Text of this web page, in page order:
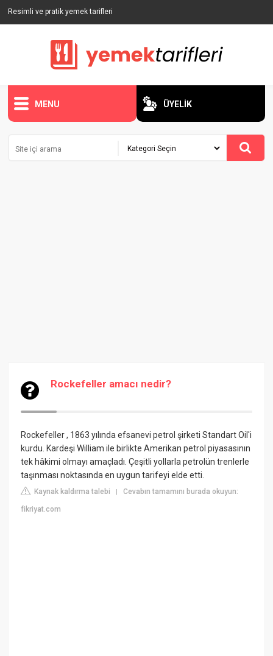
Resimli ve pratik yemek tarifleri
MENU ÜYELİK
Rockefeller amacı nedir?
Rockefeller , 1863 yılında efsanevi petrol şirketiStandart Oil'i
kurdu. Kardeşi William ile birlikte Amerikan petrol piyasasının
tek hâkimi olmayı amaçladı. Çeşitli yollarla petrolün trenlerle
taşınması noktasında en uygun tarifeyi elde etti.
Kaynak kaldırma talebi |Cevabın tamamını burada okuyun:
fikriyat.com